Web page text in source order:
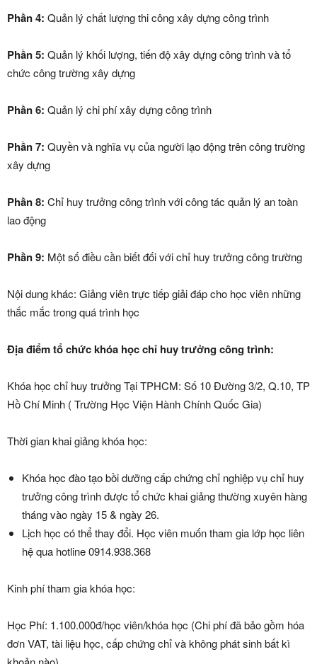
Phần 4: Quản lý chất lượng thi công xây dựng công trình
Phần 5: Quản lý khối lượng, tiến độ xây dựng công trình và tổ
chức công trường xây dựng
Phần 6: Quản lý chi phí xây dựng công trình
Phần 7: Quyền và nghĩa vụ của người lạo động trên công trường
xây dựng
Phần 8: Chỉ huy trưởng công trình với công tác quản lý an toàn
lao động
Phần 9: Một số điều cần biết đối với chỉ huy trưởng công trường
Nội dung khác: Giảng viên trực tiếp giải đáp cho học viên những
thắc mắc trong quá trình học
Địa điểm tổ chức khóa học chỉ huy trưởng công trình:
Khóa học chỉ huy trưởng Tại TPHCM: Số 10 Đường 3/2, Q.10, TP
Hồ Chí Minh ( Trường Học Viện Hành Chính Quốc Gia)
Thời gian khai giảng khóa học:
Khóa học đào tạo bồi dưỡng cấp chứng chỉ nghiệp vụ chỉ huy
trưởng công trình được tổ chức khai giảng thường xuyên hàng
tháng vào ngày 15 & ngày 26.
Lịch học có thể thay đổi. Học viên muốn tham gia lớp học liên
hệ qua hotline 0914.938.368
Kinh phí tham gia khóa học:
Học Phí: 1.100.000đ/học viên/khóa học (Chi phí đã bảo gồm hóa
đơn VAT, tài liệu học, cấp chứng chỉ và không phát sinh bất kì